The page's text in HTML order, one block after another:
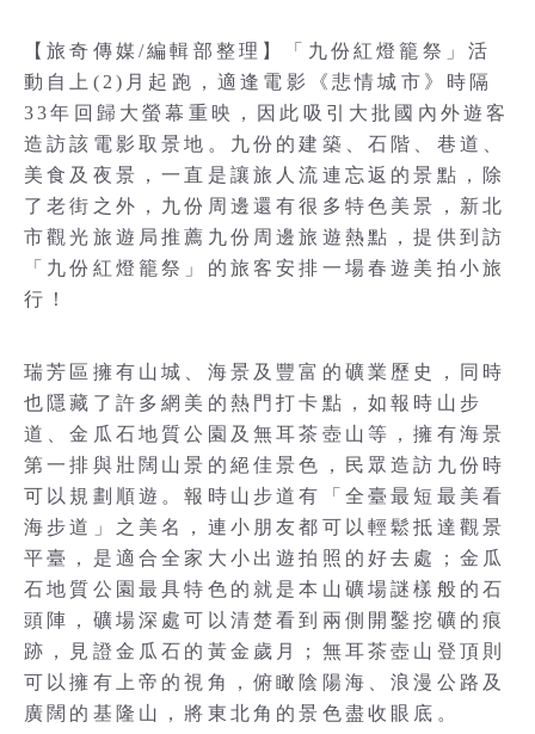
【旅奇傳媒/編輯部整理】「九份紅燈籠祭」活
動自上(2)月起跑，適逢電影《悲情城市》時隔
33年回歸大螢幕重映，因此吸引大批國內外遊客
造訪該電影取景地。九份的建築、石階、巷道、
美食及夜景，一直是讓旅人流連忘返的景點，除
了老街之外，九份周邊還有很多特色美景，新北
市觀光旅遊局推薦九份周邊旅遊熱點，提供到訪
「九份紅燈籠祭」的旅客安排一場春遊美拍小旅
行！
瑞芳區擁有山城、海景及豐富的礦業歷史，同時
也隱藏了許多網美的熱門打卡點，如報時山步
道、金瓜石地質公園及無耳茶壺山等，擁有海景
第一排與壯闊山景的絕佳景色，民眾造訪九份時
可以規劃順遊。報時山步道有「全臺最短最美看
海步道」之美名，連小朋友都可以輕鬆抵達觀景
平臺，是適合全家大小出遊拍照的好去處；金瓜
石地質公園最具特色的就是本山礦場謎樣般的石
頭陣，礦場深處可以清楚看到兩側開鑿挖礦的痕
跡，見證金瓜石的黃金歲月；無耳茶壺山登頂則
可以擁有上帝的視角，俯瞰陰陽海、浪漫公路及
廣闊的基隆山，將東北角的景色盡收眼底。